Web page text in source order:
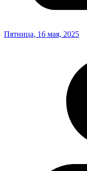
Пятница, 16 мая, 2025